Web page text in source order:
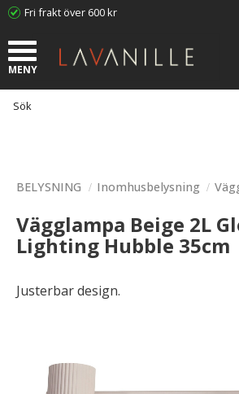
Fri frakt över 600 kr
BELYSNING Inomhusbelysning
Vägglampa Beige 2L
Lighting Hubble 35cm
Justerbar design.